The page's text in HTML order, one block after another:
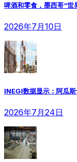
啤酒和零食，墨西哥“世
2026年7月10日
INEGI数据显示：阿瓜
2026年7月24日